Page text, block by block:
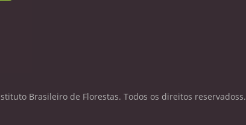
Brasileiro de Florestas. Todos os direitos reservadoss.